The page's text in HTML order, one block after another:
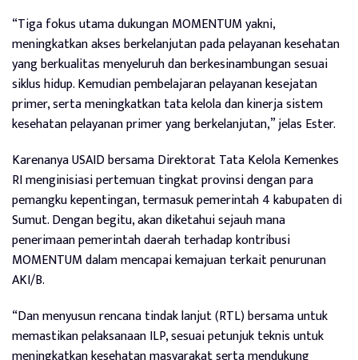
“Tiga fokus utama dukungan MOMENTUM yakni,
meningkatkan akses berkelanjutan pada pelayanan kesehatan
yang berkualitas menyeluruh dan berkesinambungan sesuai
siklus hidup. Kemudian pembelajaran pelayanan kesejatan
primer, serta meningkatkan tata kelola dan kinerja sistem
kesehatan pelayanan primer yang berkelanjutan,” jelas Ester.
Karenanya USAID bersama Direktorat Tata Kelola Kemenkes
RI menginisiasi pertemuan tingkat provinsi dengan para
pemangku kepentingan, termasuk pemerintah 4 kabupaten di
Sumut. Dengan begitu, akan diketahui sejauh mana
penerimaan pemerintah daerah terhadap kontribusi
MOMENTUM dalam mencapai kemajuan terkait penurunan
AKI/B.
“Dan menyusun rencana tindak lanjut (RTL) bersama untuk
memastikan pelaksanaan ILP, sesuai petunjuk teknis untuk